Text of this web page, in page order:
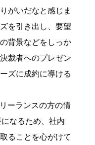
がいだなと感じま
を引き出し、要望
背景などをしっか
裁者へのプレゼン
ズに成約に導ける
ーランスの方の情
なるため、社内
ることを心がけて